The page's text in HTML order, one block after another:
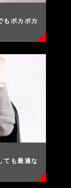
もポカポカ
ても最適な